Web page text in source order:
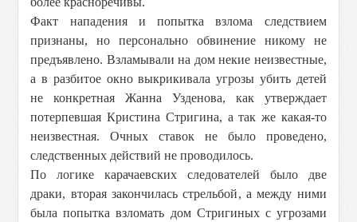
Факт нападения и попытка взлома следствием
признаны, но персонально обвинение никому не
предъявлено. Взламывали на дом некие неизвестные,
а в разбитое окно выкрикивала угрозы убить детей
не конкретная Жанна Узденова, как утверждает
потерпевшая Кристина Стригина, а так же какая-то
неизвестная. Очных ставок не было проведено,
следственных действий не проводилось.
По логике карачаевских следователей было две
драки, вторая закончилась стрельбой, а между ними
была попытка взломать дом Стригиных с угрозами